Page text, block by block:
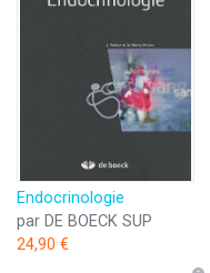
Endocrinologie
par DE BOECK SUP
24,90 €